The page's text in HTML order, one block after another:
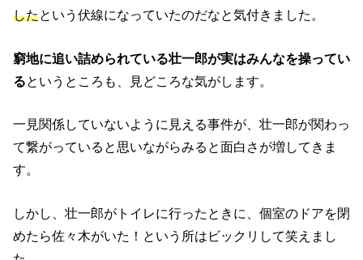
したという伏線になっていたのだなと気付きました。
窮地に追い詰められている壮一郎が実はみんなを操ってい
るというところも、見どころな気がします。
一見関係していないように見える事件が、壮一郎が関わっ
て繋がっていると思いながらみると面白さが増してきま
す。
しかし、壮一郎がトイレに行ったときに、個室のドアを閉
めたら佐々木がいた！という所はビックリして笑えまし